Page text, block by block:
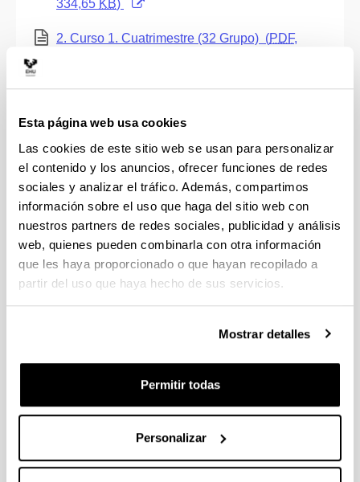
Esta página web usa cookies
Las cookies de este sitio web se usan para personalizar
el contenido y los anuncios, ofrecer funciones de redes
sociales y analizar el tráfico. Además, compartimos
información sobre el uso que haga del sitio web con
nuestros partners de redes sociales, publicidad y análisis
web, quienes pueden combinarla con otra información
que les haya proporcionado o que hayan recopilado a
partir del uso que haya hecho de sus servicios.
Mostrar detalles
Permitir todas
Personalizar
334,65 KB)
(Abre una nueva ventana)
2. Curso 1. Cuatrimestre (32 Grupo) (PDF,
(Abre una nueva ventana)
2. Curso 2. Cuatrimestre (31 Grupo)(PDF,
2. Curso 2. Cuatrimestre (32 Grupo)
(Abre una nueva ventana)
3. Curso 1. Cuatrimestre (31 Grupo)(PDF,
334,74KB)
(Abre una nueva ventana)
3. Curso 1. Cuatrimestre (32 Grupo)(PDF,
252,79KB)
(Abre una nueva ventana)
250,11KB)
Volver arriba